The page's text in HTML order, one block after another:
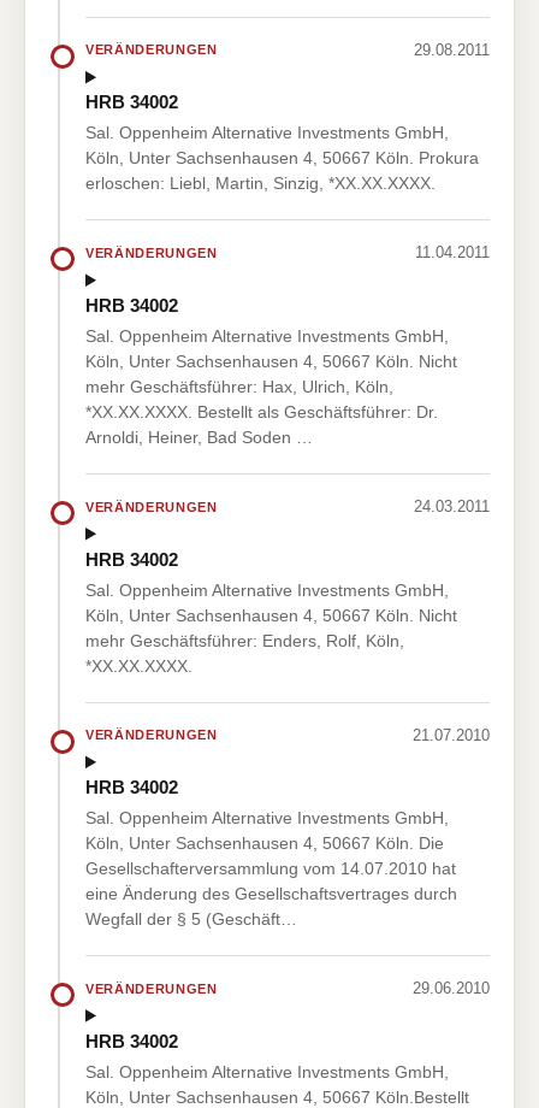
VERÄNDERUNGEN 29.08.2011
HRB 34002
Sal. Oppenheim Alternative Investments GmbH,
Köln, Unter Sachsenhausen 4, 50667 Köln. Prokura
erloschen: Liebl, Martin, Sinzig, *XX.XX.XXXX.
VERÄNDERUNGEN 11.04.2011
HRB 34002
Sal. Oppenheim Alternative Investments GmbH,
Köln, Unter Sachsenhausen 4, 50667 Köln. Nicht
mehr Geschäftsführer: Hax, Ulrich, Köln,
*XX.XX.XXXX. Bestellt als Geschäftsführer: Dr.
Arnoldi, Heiner, Bad Soden …
VERÄNDERUNGEN 24.03.2011
HRB 34002
Sal. Oppenheim Alternative Investments GmbH,
Köln, Unter Sachsenhausen 4, 50667 Köln. Nicht
mehr Geschäftsführer: Enders, Rolf, Köln,
*XX.XX.XXXX.
VERÄNDERUNGEN 21.07.2010
HRB 34002
Sal. Oppenheim Alternative Investments GmbH,
Köln, Unter Sachsenhausen 4, 50667 Köln. Die
Gesellschafterversammlung vom 14.07.2010 hat
eine Änderung des Gesellschaftsvertrages durch
Wegfall der § 5 (Geschäft…
VERÄNDERUNGEN 29.06.2010
HRB 34002
Sal. Oppenheim Alternative Investments GmbH,
Köln, Unter Sachsenhausen 4, 50667 Köln.Bestellt